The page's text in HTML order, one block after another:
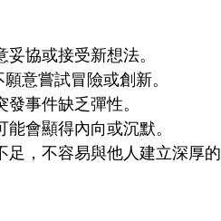
協或接受新想法。
意嘗試冒險或創新。
事件缺乏彈性。
會顯得內向或沉默。
，不容易與他人建立深厚的